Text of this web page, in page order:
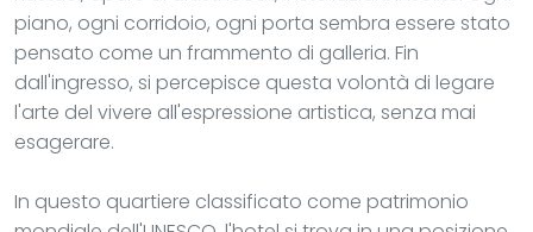
piano, ogni corridoio, ogni porta sembra essere stato
pensato come un frammento di galleria. Fin
dall'ingresso, si percepisce questa volontà di legare
l'arte del vivere all'espressione artistica, senza mai
esagerare.
In questo quartiere classificato come patrimonio